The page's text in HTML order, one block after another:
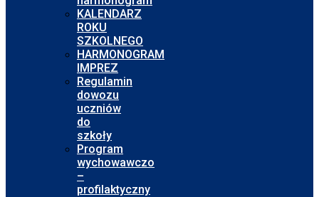
KALENDARZ
ROKU
SZKOLNEGO
HARMONOGRAM
IMPREZ
Regulamin
dowozu
uczniów
do
szkoły
Program
wychowawczo
–
profilaktyczny